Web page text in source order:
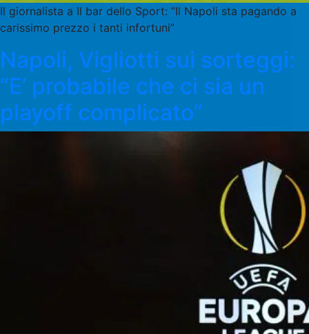
Il giornalista a Il bar dello Sport: “Il Napoli sta pagando a
carissimo prezzo i tanti infortuni”
Napoli, Vigliotti sui sorteggi:
“E’ probabile che ci sia un
playoff complicato”